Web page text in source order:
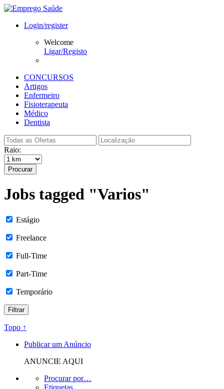
Login/register
Welcome
Ligar/Registo
CONCURSOS
Artigos
Enfermeiro
Fisioterapeuta
Médico
Dentista
Raio:
Procurar
Jobs tagged "Varios"
Estágio
Freelance
Full-Time
Part-Time
Temporário
Topo ↑
Publicar um Anúncio
ANUNCIE AQUI
Procurar por…
Etiquetas